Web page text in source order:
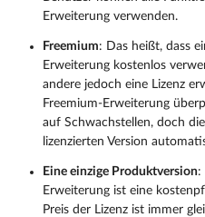
Erweiterung verwenden.
Freemium: Das heißt, dass
Erweiterung kostenlos
andere jedoch eine Lizenz
Freemium-Erweiterung
auf Schwachstellen, doch
lizenzierten Version
Eine einzige Produktversion:
Erweiterung ist eine
Preis der Lizenz ist immer